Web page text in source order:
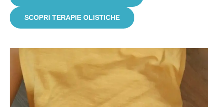
SCOPRI TERAPIE OLISTICHE